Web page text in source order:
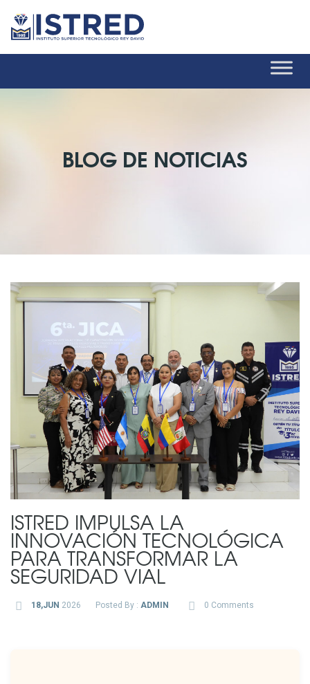
BLOG DE NOTICIAS
ISTRED IMPULSA LA
INNOVACIÓN TECNOLÓGICA
PARA TRANSFORMAR LA
SEGURIDAD VIAL
18,JUN 2026 Posted By : ADMIN 0 Comments